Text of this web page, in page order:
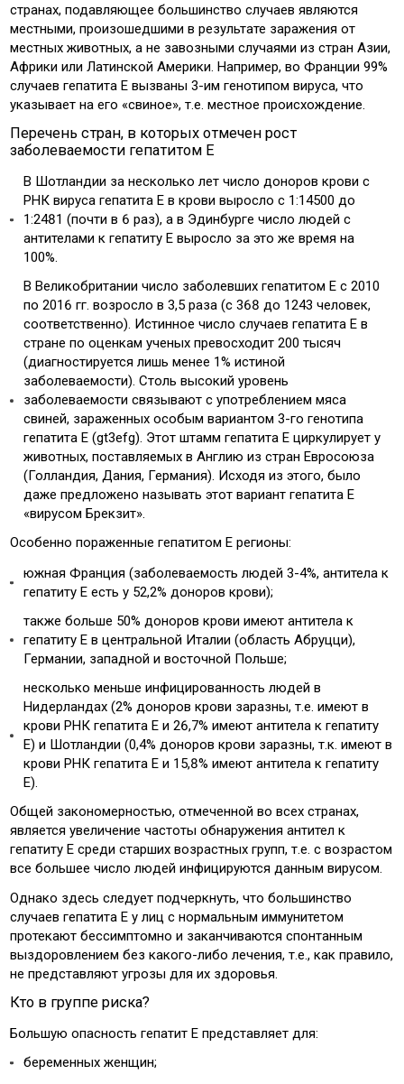
странах, подавляющее большинство случаев являются
местными, произошедшими в результате заражения от
местных животных, а не завозными случаями из стран Азии,
Африки или Латинской Америки. Например, во Франции 99%
случаев гепатита Е вызваны 3-им генотипом вируса, что
указывает на его «свиное», т.е. местное происхождение.
Перечень стран, в которых отмечен рост
заболеваемости гепатитом Е
В Шотландии за несколько лет число доноров крови с
РНК вируса гепатита Е в крови выросло с 1:14500 до
1:2481 (почти в 6 раз), а в Эдинбурге число людей с
антителами к гепатиту Е выросло за это же время на
100%.
В Великобритании число заболевших гепатитом Е с 2010
по 2016 гг. возросло в 3,5 раза (с 368 до 1243 человек,
соответственно). Истинное число случаев гепатита Е в
стране по оценкам ученых превосходит 200 тысяч
(диагностируется лишь менее 1% истиной
заболеваемости). Столь высокий уровень
заболеваемости связывают с употреблением мяса
свиней, зараженных особым вариантом 3-го генотипа
гепатита Е (gt3efg). Этот штамм гепатита Е циркулирует у
животных, поставляемых в Англию из стран Евросоюза
(Голландия, Дания, Германия). Исходя из этого, было
даже предложено называть этот вариант гепатита Е
«вирусом Брекзит».
Особенно пораженные гепатитом Е регионы:
южная Франция (заболеваемость людей 3-4%, антитела к
гепатиту Е есть у 52,2% доноров крови);
также больше 50% доноров крови имеют антитела к
гепатиту Е в центральной Италии (область Абруцци),
Германии, западной и восточной Польше;
несколько меньше инфицированность людей в
Нидерландах (2% доноров крови заразны, т.е. имеют в
крови РНК гепатита Е и 26,7% имеют антитела к гепатиту
Е) и Шотландии (0,4% доноров крови заразны, т.к. имеют в
крови РНК гепатита Е и 15,8% имеют антитела к гепатиту
Е).
Общей закономерностью, отмеченной во всех странах,
является увеличение частоты обнаружения антител к
гепатиту Е среди старших возрастных групп, т.е. с возрастом
все большее число людей инфицируются данным вирусом.
Однако здесь следует подчеркнуть, что большинство
случаев гепатита Е у лиц с нормальным иммунитетом
протекают бессимптомно и заканчиваются спонтанным
выздоровлением без какого-либо лечения, т.е., как правило,
не представляют угрозы для их здоровья.
Кто в группе риска?
Большую опасность гепатит Е представляет для:
беременных женщин;